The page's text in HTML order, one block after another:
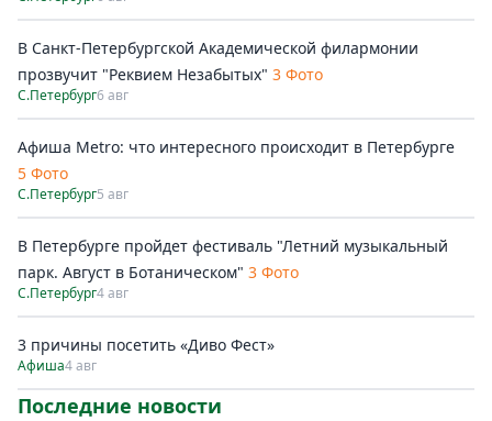
В Санкт-Петербургской Академической филармонии
прозвучит "Реквием Незабытых" 3 Фото
С.Петербург6 авг
Афиша Metro: что интересного происходит в Петербурге
5 Фото
С.Петербург5 авг
В Петербурге пройдет фестиваль "Летний музыкальный
парк. Август в Ботаническом" 3 Фото
С.Петербург4 авг
3 причины посетить «Диво Фест»
Афиша4 авг
Последние новости